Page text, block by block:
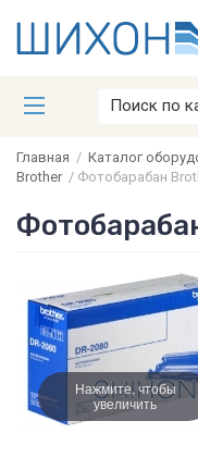
Главная / Каталог
Brother/ Фотобарабан
Нажмите, чтобы
увеличить